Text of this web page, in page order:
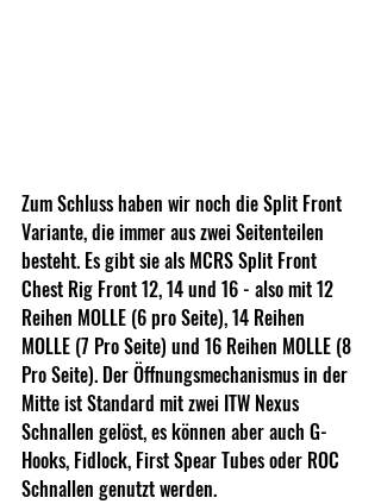
Zum Schluss haben wir noch die Split Front
Variante, die immer aus zwei Seitenteilen
besteht. Es gibt sie als MCRS Split Front
Chest Rig Front 12, 14 und 16 - also mit 12
Reihen MOLLE (6 pro Seite), 14 Reihen
MOLLE (7 Pro Seite) und 16 Reihen MOLLE (8
Pro Seite). Der Öffnungsmechanismus in der
Mitte ist Standard mit zwei ITW Nexus
Schnallen gelöst, es können aber auch G-
Hooks, Fidlock, First Spear Tubes oder ROC
Schnallen genutzt werden.